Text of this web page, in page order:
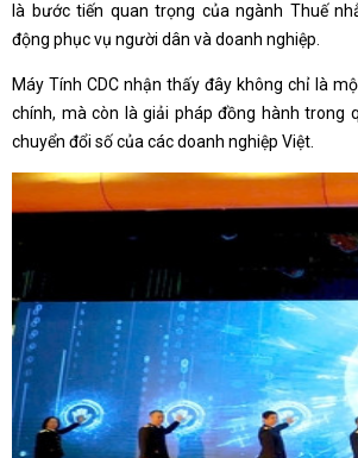
là bước tiến quan trọng của ngành Thuế
động phục vụ người dân và doanh nghiệp.
Máy Tính CDC nhận thấy đây không chỉ là
chính, mà còn là giải pháp đồng hành trong
chuyển đổi số của các doanh nghiệp Việt.